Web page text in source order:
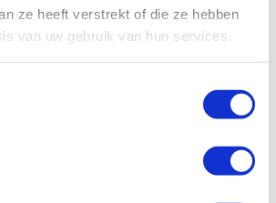
ze heeft verstrekt of die ze hebben
van uw gebruik van hun services.
€ 300
meer inkomsten hebt gaat
extreem omlaag. Deze